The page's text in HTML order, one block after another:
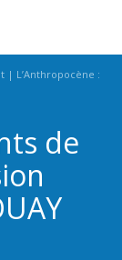
L’Anthropocène :
de